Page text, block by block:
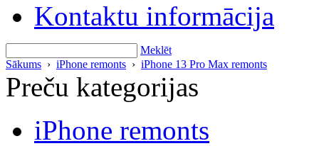
Kontaktu informācija
Meklēt
Sākums › iPhone remonts › iPhone 13 Pro Max remonts
Preču kategorijas
iPhone remonts